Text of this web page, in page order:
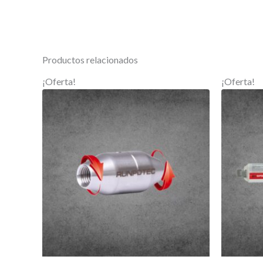
Productos relacionados
¡Oferta!
¡Oferta!